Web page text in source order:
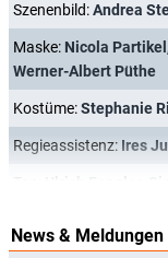
Szenenbild:Andrea
Maske: Nicola Partikel ,
Werner-Albert Püthe
Kostüme:Stephanie
Regieassistenz: Ires
News & Meldungen